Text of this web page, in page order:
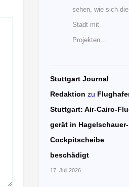
sehen, wie sich die
Stadt mit
Projekten…
Stuttgart Journal
Redaktion zu
Stuttgart: Air-Cairo-
gerät in Hagelschauer-
Cockpitscheibe
beschädigt
17. Juli 2026